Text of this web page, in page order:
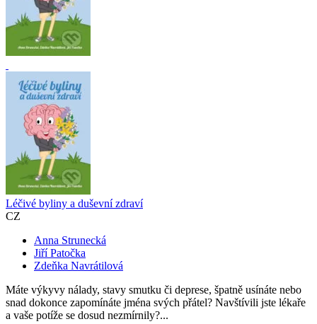
Léčivé byliny a duševní zdraví
CZ
Anna Strunecká
Jiří Patočka
Zdeňka Navrátilová
Máte výkyvy nálady, stavy smutku či deprese, špatně usínáte nebo
snad dokonce zapomínáte jména svých přátel? Navštívili jste lékaře
a vaše potíže se dosud nezmírnily?...